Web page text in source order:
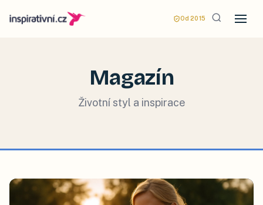
Od 2015
Magazín
Životní styl a inspirace